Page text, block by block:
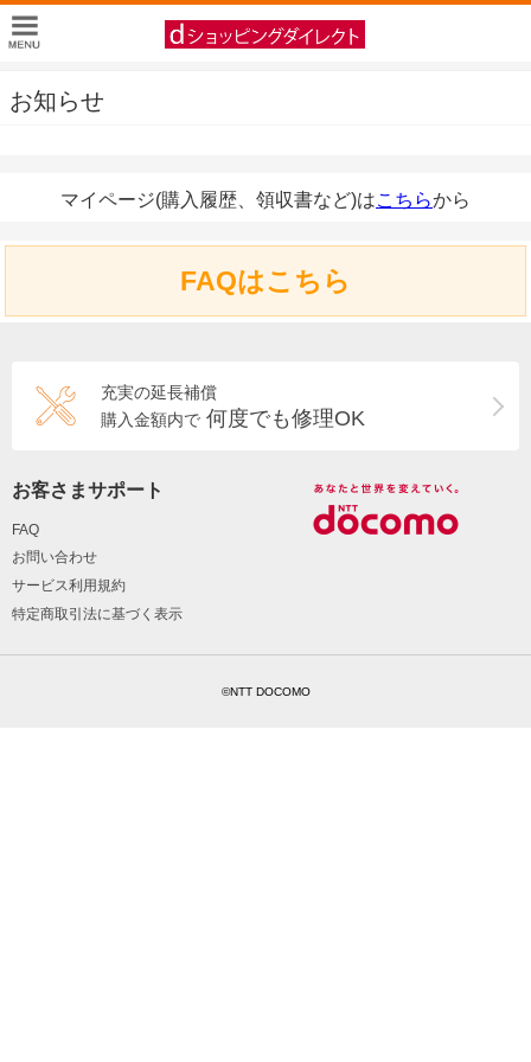
お知らせ
マイページ(購入履歴、領収書など)はこちらから
FAQはこちら
充実の延長補償
購入金額内で 何度でも修理OK
お客さまサポート
FAQ
お問い合わせ
サービス利用規約
特定商取引法に基づく表示
©NTT DOCOMO